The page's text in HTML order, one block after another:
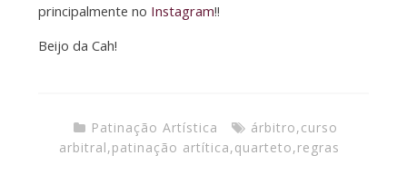
principalmente no Instagram!!
Beijo da Cah!
Patinação Artística árbitro,curso
arbitral,patinação artítica,quarteto,regras